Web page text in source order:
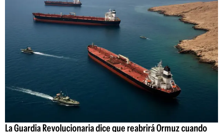
La Guardia Revolucionaria dice que reabrirá Ormuz cuando